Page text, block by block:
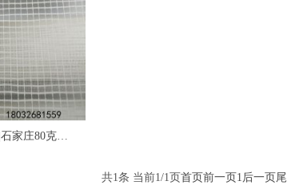
80克国标网格布|石家庄80克金锅纱国标网格布
共1条 当前1/1页首页前一页1后一页